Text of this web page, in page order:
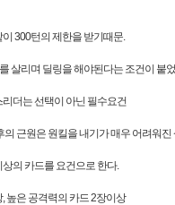
300턴의 제한을 받기때문.
살리며 딜링을 해야된다는 조건이 붙
더는 선택이 아닌 필수요건
근원은 원킬을 내기가 매우 어려워진
의 카드를 요건으로 한다.
높은 공격력의 카드 2장이상